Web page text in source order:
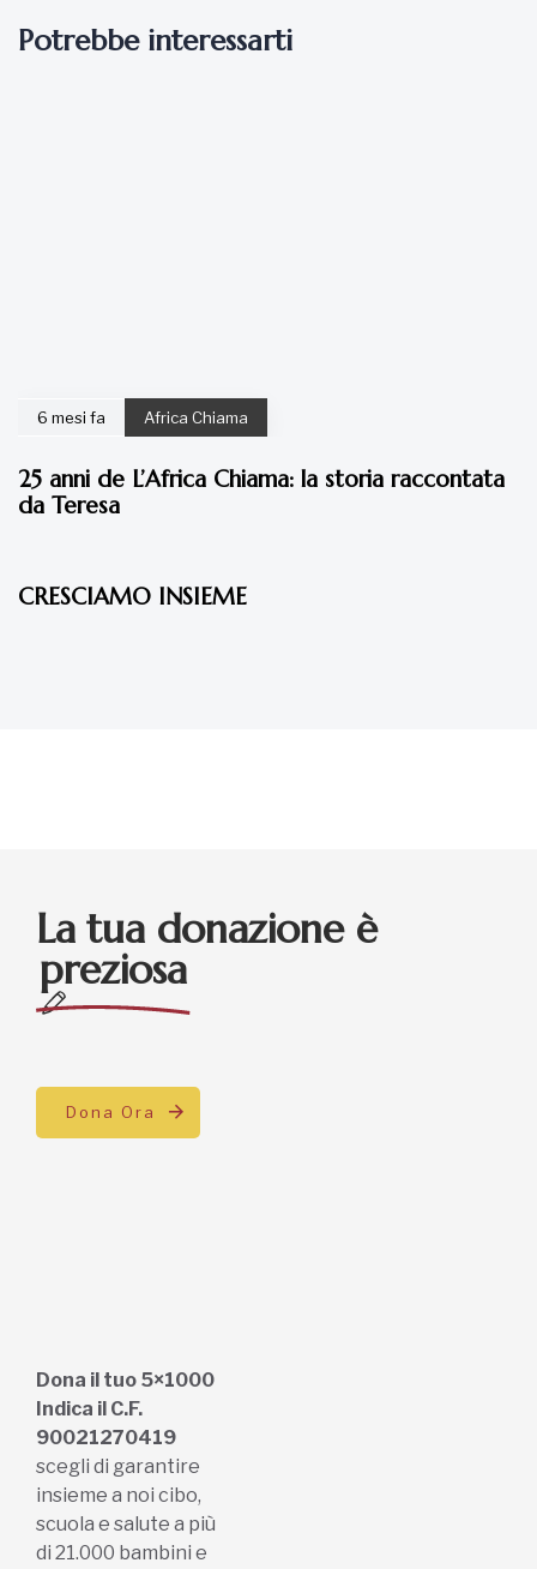
Potrebbe interessarti
6 mesi fa Africa Chiama
25 anni de L’Africa Chiama: la storia raccontata
da Teresa
CRESCIAMO INSIEME
La tua donazione è
preziosa
Dona Ora
Dona il tuo 5×1000
Indica il C.F.
90021270419
scegli di garantire
insieme a noi cibo,
scuola e salute a più
di 21.000 bambini e